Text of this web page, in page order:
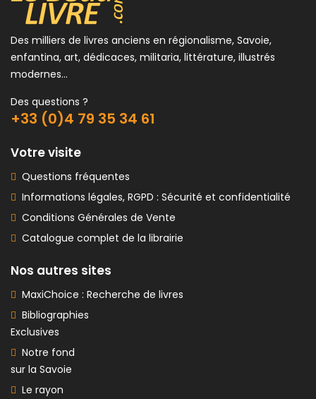
Des milliers de livres anciens en régionalisme, Savoie,
enfantina, art, dédicaces, militaria, littérature, illustrés
modernes...
Des questions ?
+33 (0)4 79 35 34 61
Votre visite
Questions fréquentes
Informations légales, RGPD : Sécurité et confidentialité
Conditions Générales de Vente
Catalogue complet de la librairie
Nos autres sites
MaxiChoice : Recherche de livres
Bibliographies
Exclusives
Notre fond
sur la Savoie
Le rayon